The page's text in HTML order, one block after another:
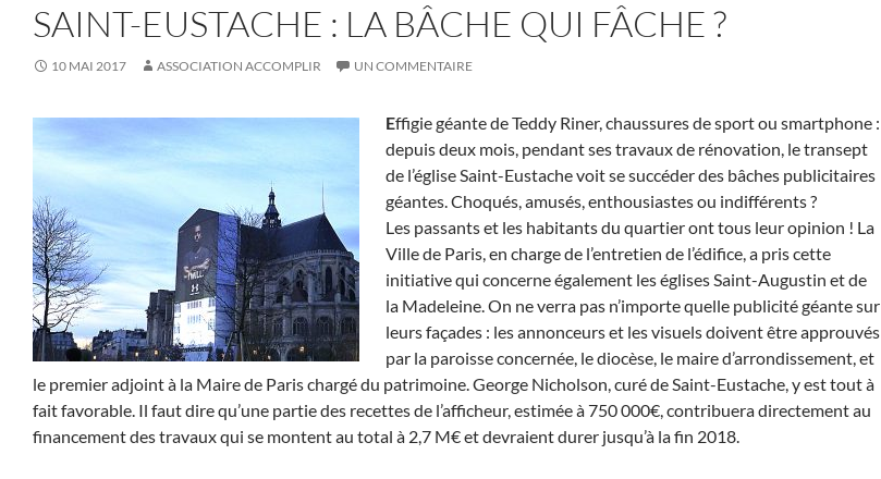
SAINT-EUSTACHE : LA BÂCHE QUI FÂCHE ?
10 MAI 2017 ASSOCIATION ACCOMPLIR UN COMMENTAIRE
Effigie géante de Teddy Riner, chaussures de sport ou smartphone :
depuis deux mois, pendant ses travaux de rénovation, le transept
de l’église Saint-Eustache voit se succéder des bâches publicitaires
géantes. Choqués, amusés, enthousiastes ou indifférents ?
Les passants et les habitants du quartier ont tous leur opinion ! La
Ville de Paris, en charge de l’entretien de l’édifice, a pris cette
initiative qui concerne également les églises Saint-Augustin et de
la Madeleine. On ne verra pas n’importe quelle publicité géante sur
leurs façades : les annonceurs et les visuels doivent être approuvés
par la paroisse concernée, le diocèse, le maire d’arrondissement, et
le premier adjoint à la Maire de Paris chargé du patrimoine. George Nicholson, curé de Saint-Eustache, y est tout à
fait favorable. Il faut dire qu’une partie des recettes de l’afficheur, estimée à 750 000€, contribuera directement au
financement des travaux qui se montent au total à 2,7 M€ et devraient durer jusqu’à la fin 2018.